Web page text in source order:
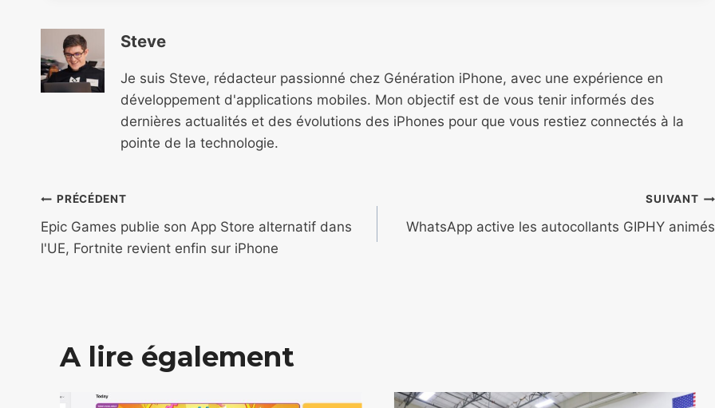
Steve
Je suis Steve, rédacteur passionné chez Génération iPhone, avec une expérience en
développement d'applications mobiles. Mon objectif est de vous tenir informés des
dernières actualités et des évolutions des iPhones pour que vous restiez connectés à la
pointe de la technologie.
Navigation
de
l’article
PRÉCÉDENT
Epic Games publie son App Store alternatif dans
l'UE, Fortnite revient enfin sur iPhone
SUIVANT
WhatsApp active les autocollants GIPHY animés
A lire également